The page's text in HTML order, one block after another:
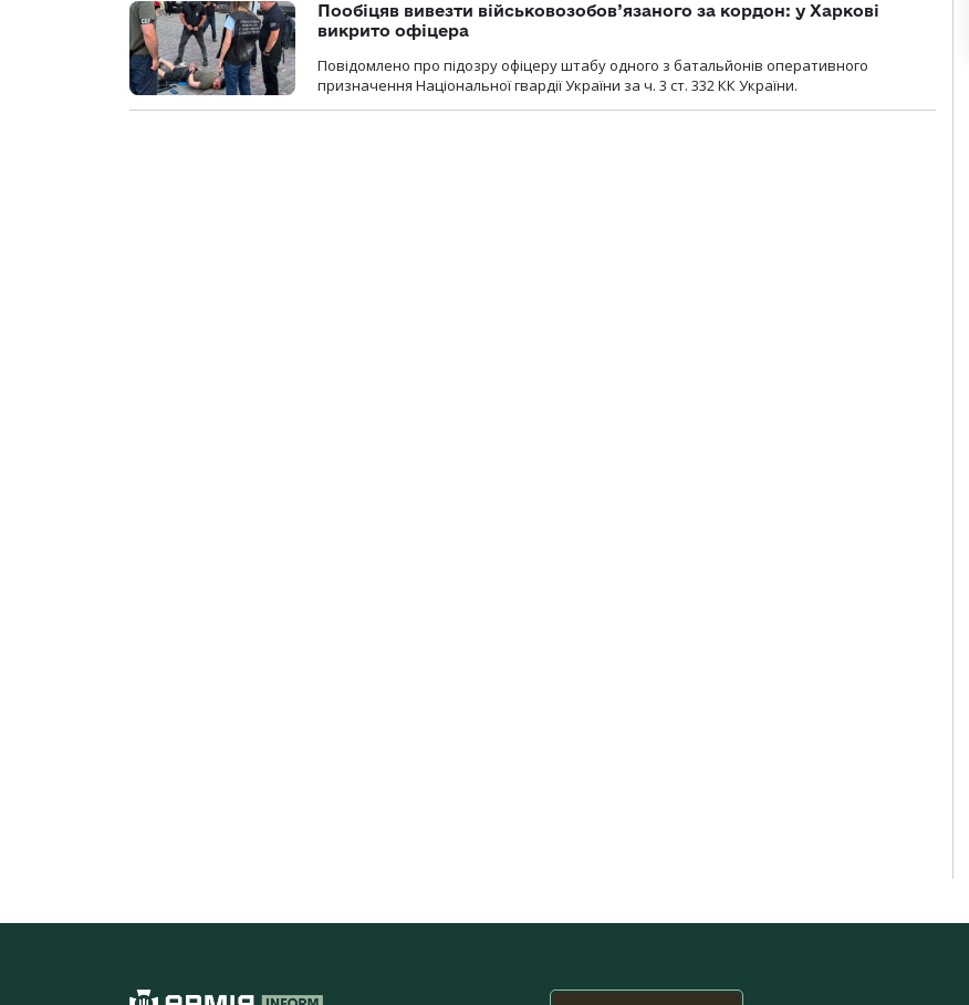
Пообіцяв вивезти військовозобов’язаного за кордон: у Харкові
викрито офіцера
Повідомлено про підозру офіцеру штабу одного з батальйонів оперативного
призначення Національної гвардії України за ч. 3 ст. 332 КК України.